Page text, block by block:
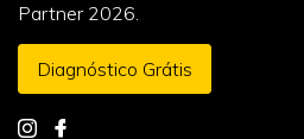
Partner 2026.
Diagnóstico Grátis